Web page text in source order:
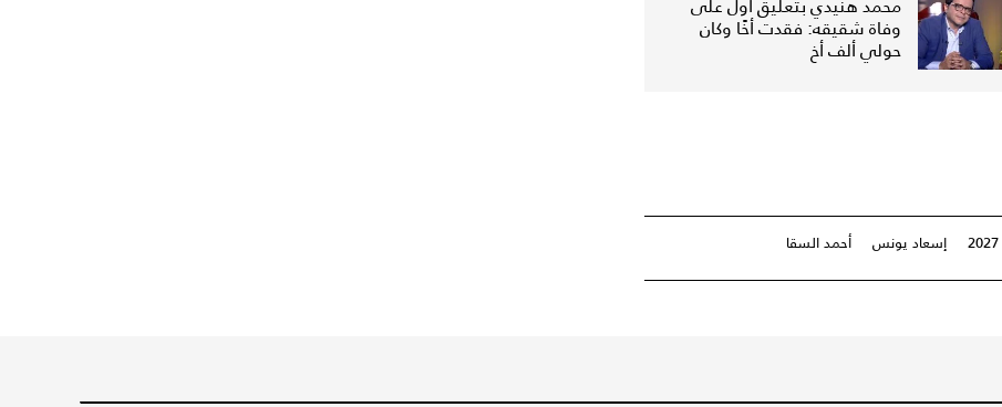
محمد هنيدي بتعليق أول على
وفاة شقيقه: فقدت أخًا وكان
حولي ألف أخ
إسعاد يونس أحمد السقا